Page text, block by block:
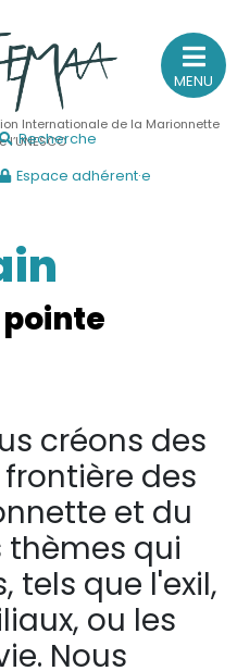
groupes de travail,
MENU
Internationale de la Marionnette
Recherche
Espace adhérent·e
créons des
des
et du
thèmes qui
tels que l'exil,
ou les
Nous